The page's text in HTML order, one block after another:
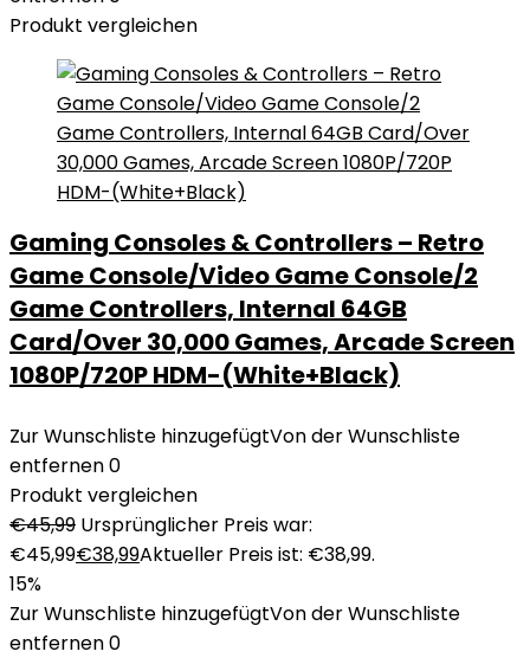
Produkt vergleichen
Gaming Consoles & Controllers – Retro
Game Console/Video Game Console/2
Game Controllers, Internal 64GB
Card/Over 30,000 Games, Arcade Screen
1080P/720P HDM-(White+Black)
Zur Wunschliste hinzugefügtVon der Wunschliste
entfernen0
Produkt vergleichen
€45,99 Ursprünglicher Preis war:
€45,99€38,99Aktueller Preis ist: €38,99.
15%
Zur Wunschliste hinzugefügtVon der Wunschliste
entfernen0